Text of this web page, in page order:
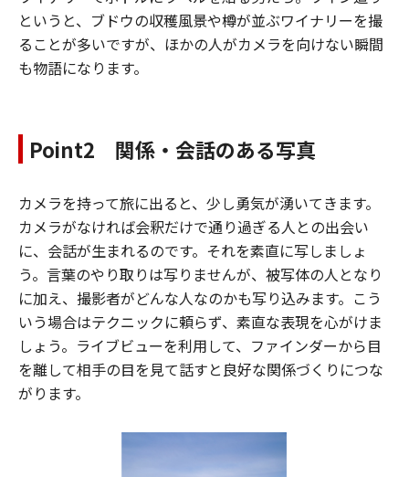
というと、ブドウの収穫風景や樽が並ぶワイナリーを撮
ることが多いですが、ほかの人がカメラを向けない瞬間
も物語になります。
Point2 関係・会話のある写真
カメラを持って旅に出ると、少し勇気が湧いてきます。
カメラがなければ会釈だけで通り過ぎる人との出会い
に、会話が生まれるのです。それを素直に写しましょ
う。言葉のやり取りは写りませんが、被写体の人となり
に加え、撮影者がどんな人なのかも写り込みます。こう
いう場合はテクニックに頼らず、素直な表現を心がけま
しょう。ライブビューを利用して、ファインダーから目
を離して相手の目を見て話すと良好な関係づくりにつな
がります。